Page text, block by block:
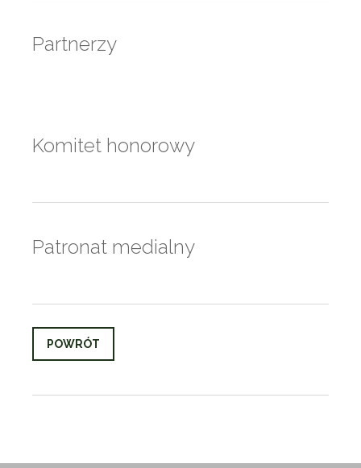
Partnerzy
Komitet honorowy
Patronat medialny
POWRÓT